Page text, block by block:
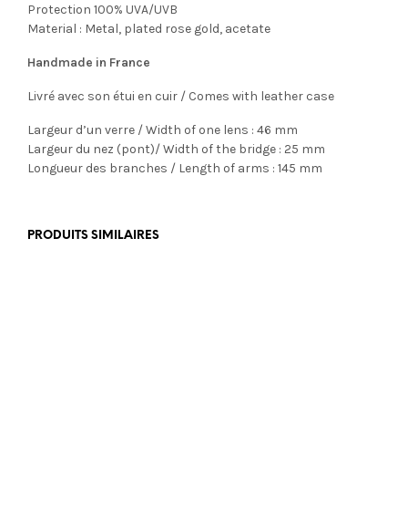
Protection 100% UVA/UVB
Material : Metal, plated rose gold, acetate
Handmade in France
Livré avec son étui en cuir / Comes with leather case
Largeur d’un verre / Width of one lens : 46 mm
Largeur du nez (pont)/ Width of the bridge : 25 mm
Longueur des branches / Length of arms : 145 mm
PRODUITS SIMILAIRES